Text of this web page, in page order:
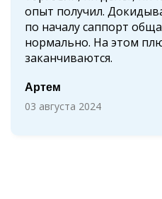
опыт получил.
по началу саппорт
нормально. На этом
заканчиваются.
Артем
03 августа 2024